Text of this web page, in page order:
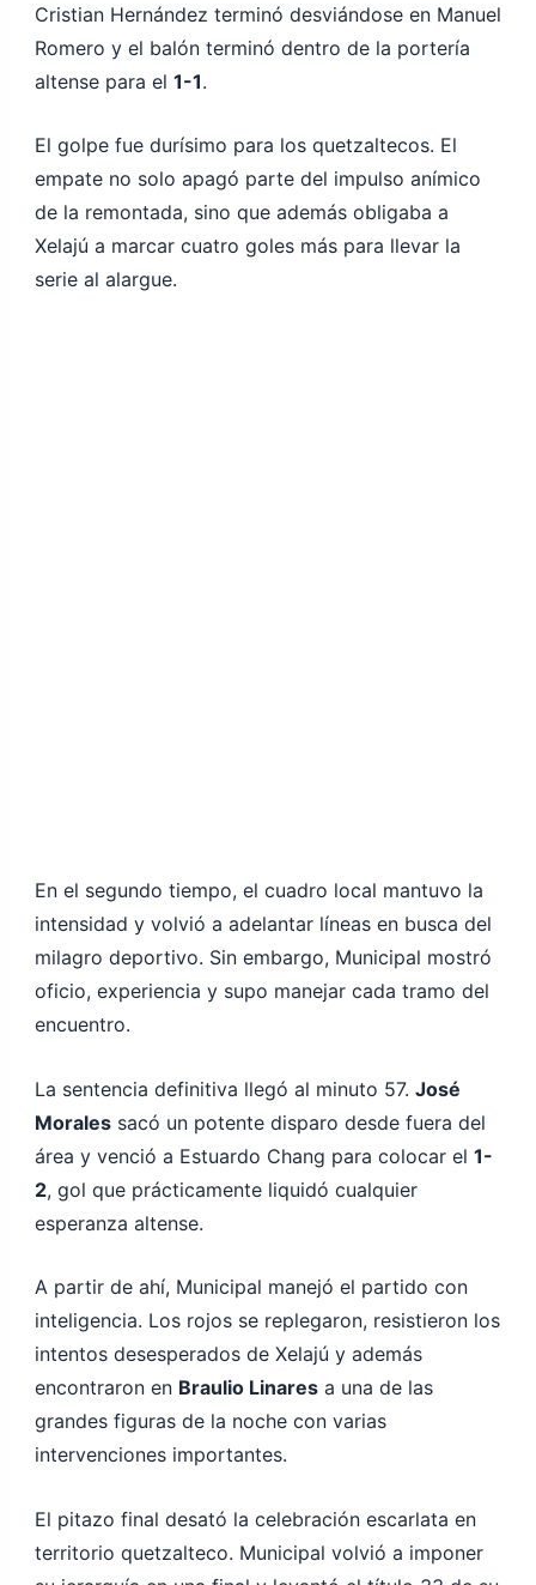
Cristian Hernández terminó desviándose en Manuel
Romero y el balón terminó dentro de la portería
altense para el 1-1.
El golpe fue durísimo para los quetzaltecos. El
empate no solo apagó parte del impulso anímico
de la remontada, sino que además obligaba a
Xelajú a marcar cuatro goles más para llevar la
serie al alargue.
En el segundo tiempo, el cuadro local mantuvo la
intensidad y volvió a adelantar líneas en busca del
milagro deportivo. Sin embargo, Municipal mostró
oficio, experiencia y supo manejar cada tramo del
encuentro.
La sentencia definitiva llegó al minuto 57. José
Moralessacó un potente disparo desde fuera del
área y venció a Estuardo Chang para colocar el 1-
2, gol que prácticamente liquidó cualquier
esperanza altense.
A partir de ahí, Municipal manejó el partido con
inteligencia. Los rojos se replegaron, resistieron los
intentos desesperados de Xelajú y además
encontraron en Braulio Linaresa una de las
grandes figuras de la noche con varias
intervenciones importantes.
El pitazo final desató la celebración escarlata en
territorio quetzalteco. Municipal volvió a imponer